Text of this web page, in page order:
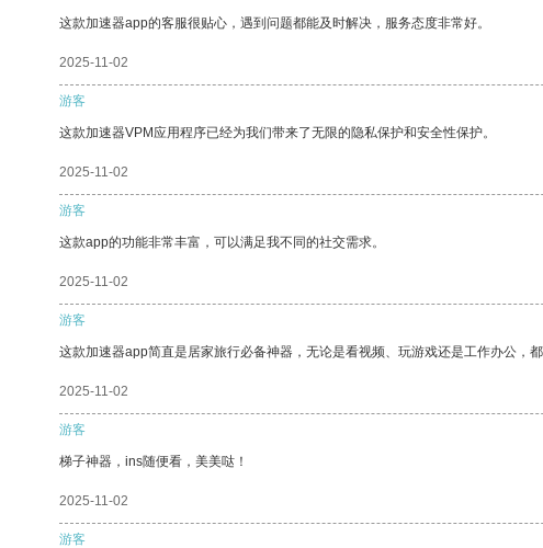
这款加速器app的客服很贴心，遇到问题都能及时解决，服务态度非常好。
2025-11-02
游客
这款加速器VPM应用程序已经为我们带来了无限的隐私保护和安全性保护。
2025-11-02
游客
这款app的功能非常丰富，可以满足我不同的社交需求。
2025-11-02
游客
这款加速器app简直是居家旅行必备神器，无论是看视频、玩游戏还是工作办公，
2025-11-02
游客
梯子神器，ins随便看，美美哒！
2025-11-02
游客